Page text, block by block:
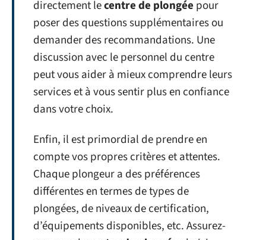
directement lecentre de plongée pour
poser des questions supplémentaires ou
demander des recommandations. Une
discussion avec le personnel du centre
peut vous aider à mieux comprendre leurs
services et à vous sentir plus en confiance
dans votre choix.
Enfin, il est primordial de prendre en
compte vos propres critères et attentes.
Chaque plongeur a des préférences
différentes en termes de types de
plongées, de niveaux de certification,
d’équipements disponibles, etc. Assurez-